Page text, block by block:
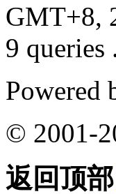
GMT+8,
9 queries
Powered
© 2001-
返回顶部